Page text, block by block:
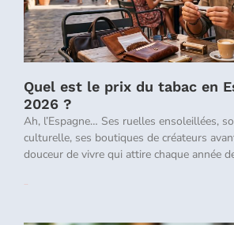
Quel est le prix du tabac en
2026 ?
Ah, l’Espagne… Ses ruelles ensoleillées,
culturelle, ses boutiques de créateurs
douceur de vivre qui attire chaque année